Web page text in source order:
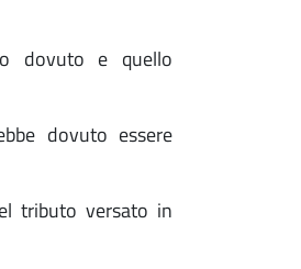
dovuto e quello
dovuto essere
tributo versato in